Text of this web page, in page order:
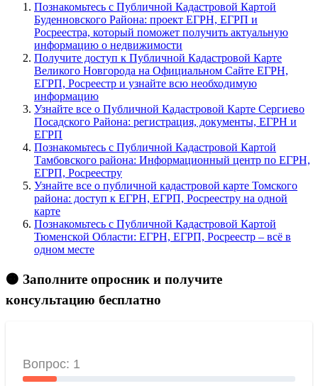
Познакомьтесь с Публичной Кадастровой Картой
Буденновского Района: проект ЕГРН, ЕГРП и
Росреестра, который поможет получить актуальную
информацию о недвижимости
Получите доступ к Публичной Кадастровой Карте
Великого Новгорода на Официальном Сайте ЕГРН,
ЕГРП, Росреестр и узнайте всю необходимую
информацию
Узнайте все о Публичной Кадастровой Карте Сергиево
Посадского Района: регистрация, документы, ЕГРН и
ЕГРП
Познакомьтесь с Публичной Кадастровой Картой
Тамбовского района: Информационный центр по ЕГРН,
ЕГРП, Росреестру
Узнайте все о публичной кадастровой карте Томского
района: доступ к ЕГРН, ЕГРП, Росреестру на одной
карте
Познакомьтесь с Публичной Кадастровой Картой
Тюменской Области: ЕГРН, ЕГРП, Росреестр – всё в
одном месте
🟠 Заполните опросник и получите
консультацию бесплатно